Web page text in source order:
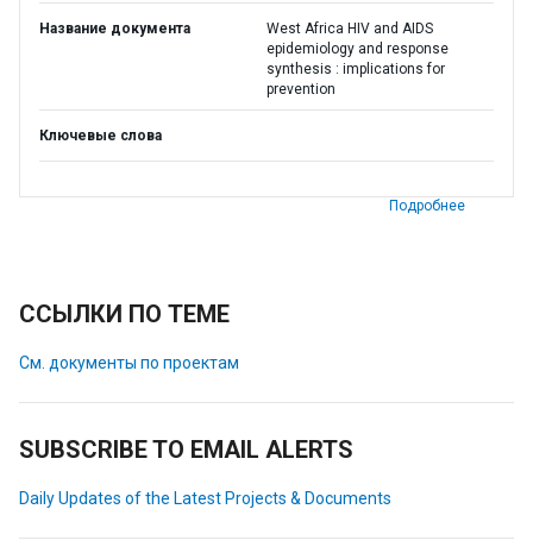
Название документа
West Africa HIV and AIDS
epidemiology and response
synthesis : implications for
prevention
Ключевые слова
Подробнее
ССЫЛКИ ПО ТЕМЕ
См. документы по проектам
SUBSCRIBE TO EMAIL ALERTS
Daily Updates of the Latest Projects & Documents